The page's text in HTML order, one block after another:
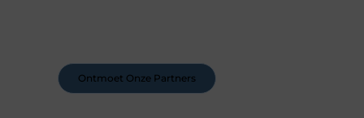
Ontmoet Onze Partners